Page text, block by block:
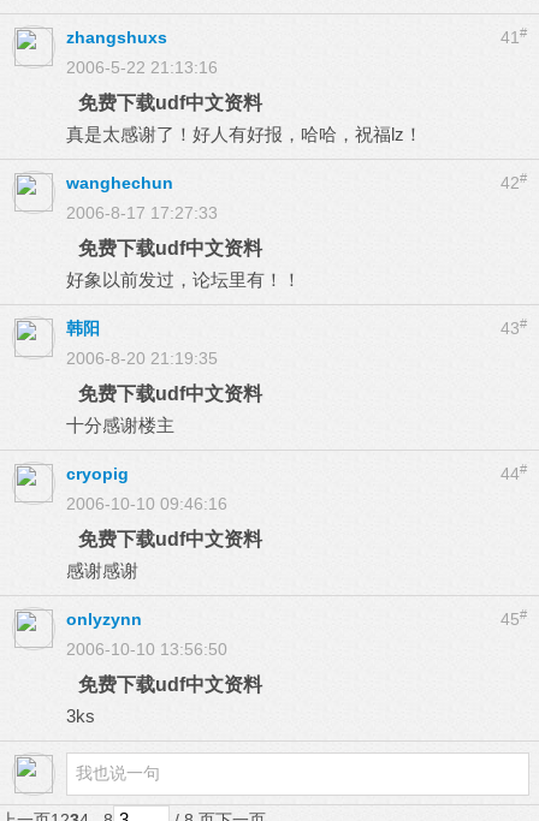
41 #
zhangshuxs
2006-5-22 21:13:16
免费下载udf中文资料
真是太感谢了！好人有好报，哈哈，祝福lz！
42#
wanghechun
2006-8-17 17:27:33
免费下载udf中文资料
好象以前发过，论坛里有！！
43#
韩阳
2006-8-20 21:19:35
免费下载udf中文资料
十分感谢楼主
44#
cryopig
2006-10-10 09:46:16
免费下载udf中文资料
感谢感谢
45#
onlyzynn
2006-10-10 13:56:50
免费下载udf中文资料
3ks